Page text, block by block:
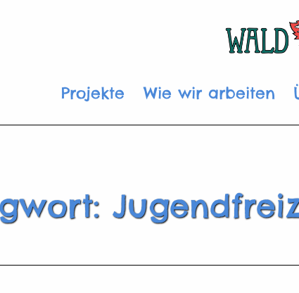
Projekte Wie wir arbeiten